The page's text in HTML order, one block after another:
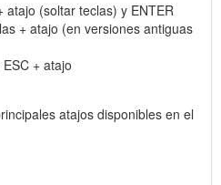
atajo (soltar teclas) y ENTER
+ atajo (en versiones antiguas
+ atajo
atajos disponibles en el